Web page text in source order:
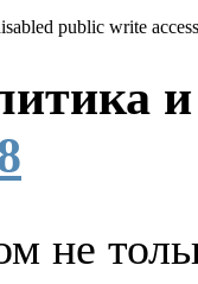
public write
не